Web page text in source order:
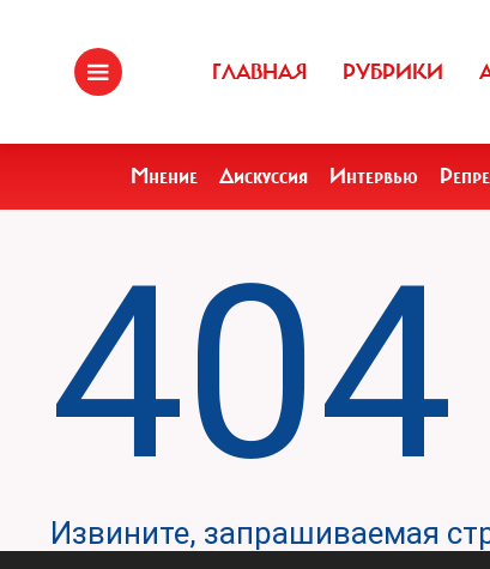
ГЛАВНАЯ РУБРИКИ
Мнение Дискуссия Интервью
404
Извините, запрашиваемая